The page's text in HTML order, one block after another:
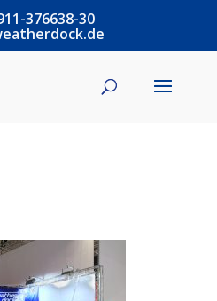
376638-30